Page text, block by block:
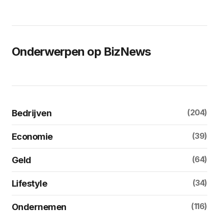
Onderwerpen op BizNews
Bedrijven (204)
Economie (39)
Geld (64)
Lifestyle (34)
Ondernemen (116)